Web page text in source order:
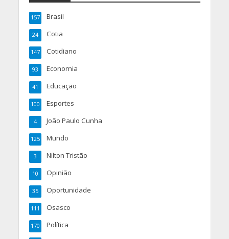
Brasil
157
Cotia
24
Cotidiano
147
Economia
93
Educação
41
Esportes
100
João Paulo Cunha
4
Mundo
125
Nilton Tristão
3
Opinião
10
Oportunidade
35
Osasco
111
Política
170